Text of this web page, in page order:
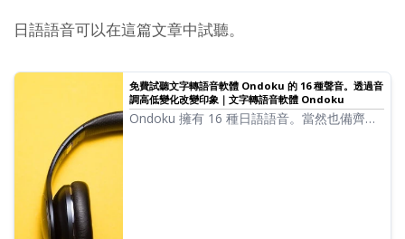
日語語音可以在這篇文章中試聽。
免費試聽文字轉語音軟體 Ondoku 的 16 種聲音。透過音
調高低變化改變印象｜文字轉語音軟體 Ondoku
Ondoku 擁有 16 種日語語音。當然也備齊了